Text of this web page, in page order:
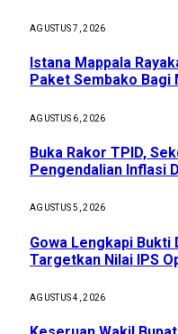
AGUSTUS 7, 2026
Istana Mappala
Paket Sembako Bagi
AGUSTUS 6, 2026
Buka Rakor TPID,
Pengendalian Inflasi
AGUSTUS 5, 2026
Gowa Lengkapi
Targetkan Nilai IPS
AGUSTUS 4, 2026